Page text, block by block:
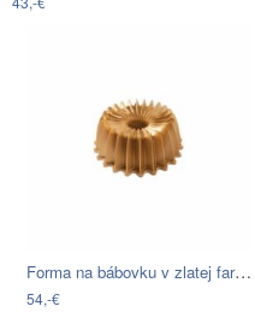
Forma na bábovku v zlatej farbe Nordic…
54,-€